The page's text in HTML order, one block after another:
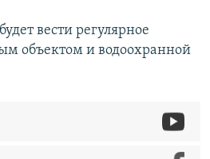
вести регулярное
объектом и водоохранной